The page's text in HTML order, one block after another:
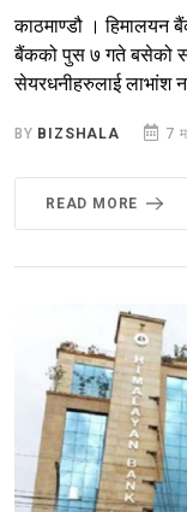
काठमाण्डौ । हिमालयन
बैंकको पुस ७ गते बसेको
सेयरधनीहरुलाई लाभांश
BY BIZSHALA 7
READ MORE